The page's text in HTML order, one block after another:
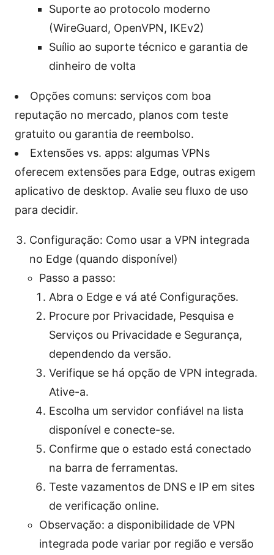
Suporte ao protocolo moderno
(WireGuard, OpenVPN, IKEv2)
Suílio ao suporte técnico e garantia de
dinheiro de volta
Opções comuns: serviços com boa
reputação no mercado, planos com teste
gratuito ou garantia de reembolso.
Extensões vs. apps: algumas VPNs
oferecem extensões para Edge, outras exigem
aplicativo de desktop. Avalie seu fluxo de uso
para decidir.
Configuração: Como usar a VPN integrada
no Edge (quando disponível)
Passo a passo:
Abra o Edge e vá até Configurações.
Procure por Privacidade, Pesquisa e
Serviços ou Privacidade e Segurança,
dependendo da versão.
Verifique se há opção de VPN integrada.
Ative-a.
Escolha um servidor confiável na lista
disponível e conecte-se.
Confirme que o estado está conectado
na barra de ferramentas.
Teste vazamentos de DNS e IP em sites
de verificação online.
Observação: a disponibilidade de VPN
integrada pode variar por região e versão